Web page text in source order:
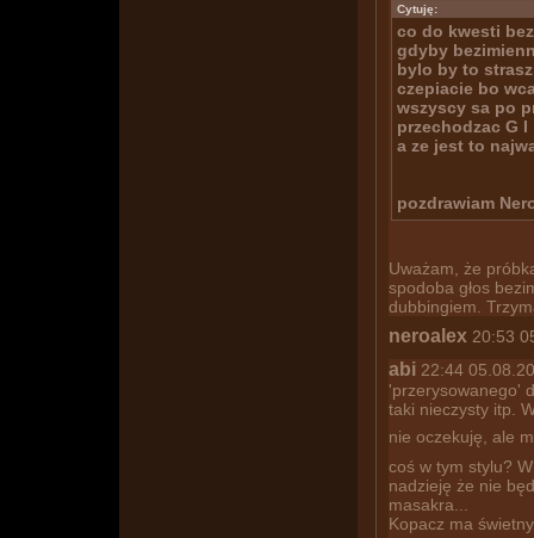
Cytuję:
co do kwesti
gdyby
bylo by to
czepiacie bo
wszyscy sa po
przechodzac G I
a ze jest to
pozdrawiam
Uważam, że
spodoba głos
dubbingiem.
neroalex 20:53
abi 22:44
'przerysowanego'
taki nieczysty itp.
nie oczekuję, ale
coś w tym stylu?
nadzieję że nie
masakra...
Kopacz ma świetny